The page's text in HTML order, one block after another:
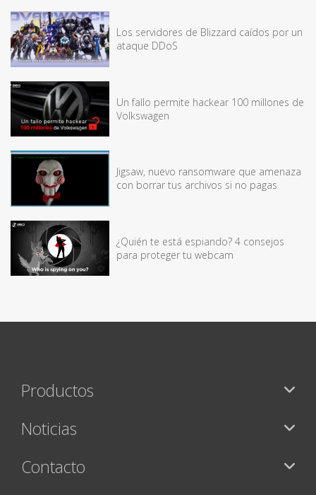
Los servidores de Blizzard caídos por un
ataque DDoS
Un fallo permite hackear 100 millones de
Volkswagen
Jigsaw, nuevo ransomware que amenaza
con borrar tus archivos si no pagas
¿Quién te está espiando? 4 consejos
para proteger tu webcam
Productos
Noticias
Contacto